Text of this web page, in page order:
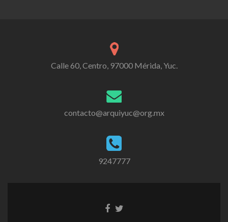
Calle 60, Centro, 97000 Mérida, Yuc.
contacto@arquiyuc@org.mx
9247777